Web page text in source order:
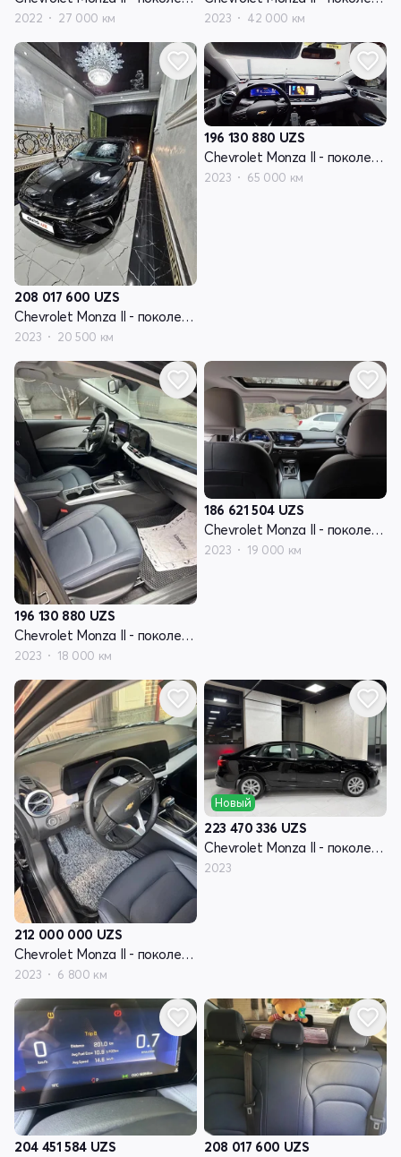
2022 27 000 км 2023 42 000 км
208 017 600 UZS
Chevrolet Monza II - поколение рестайлинг
2023 20 500 км
196 130 880 UZS
Chevrolet Monza II - поколение рестайлинг
2023 65 000 км
196 130 880 UZS
Chevrolet Monza II - поколение рестайлинг
2023 18 000 км
186 621 504 UZS
Chevrolet Monza II - поколение рестайлинг
2023 19 000 км
212 000 000 UZS
Chevrolet Monza II - поколение рестайлинг
2023 6 800 км
Новый
223 470 336 UZS
Chevrolet Monza II - поколение рестайлинг
2023
204 451 584 UZS
208 017 600 UZS